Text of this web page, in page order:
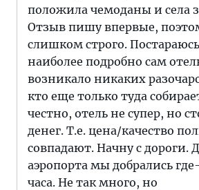
положила чемоданы и села
Отзыв пишу впервые,
слишком строго.
наиболее подробно сам
возникало никаких
кто еще только туда
честно, отель не супер, но
денег. Т.е. цена/качество
совпадают. Начну с дороги.
аэропорта мы добрались
часа. Не так много, но